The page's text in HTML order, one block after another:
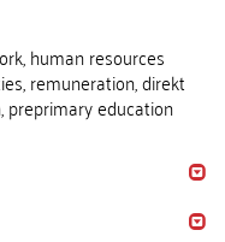
human resources
remuneration, direkt
preprimary education